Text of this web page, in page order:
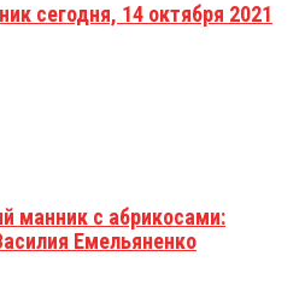
сегодня, 14 октября 2021
манник с абрикосами:
Емельяненко